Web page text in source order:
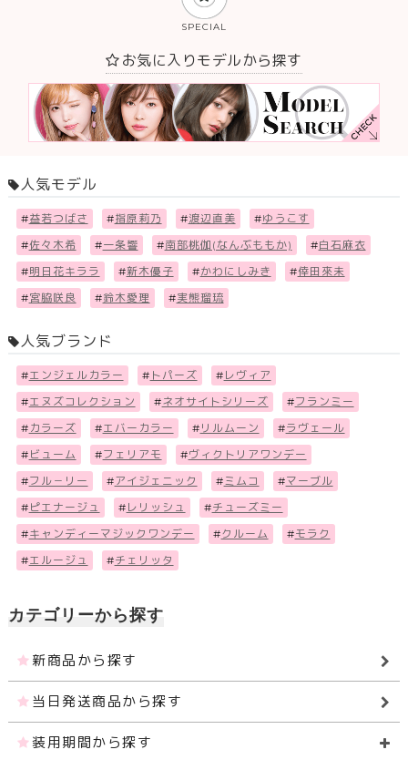
SPECIAL
お気に入りモデルから探す
人気モデル
#益若つばさ #指原莉乃 #渡辺直美 #ゆうこす
#佐々木希 #一条響 #南部桃伽(なんぶももか) #白石麻衣
#明日花キララ #新木優子 #かわにしみき #倖田來未
#宮脇咲良 #鈴木愛理 #実熊瑠琉
人気ブランド
#エンジェルカラー # トパーズ # レヴィア
#エヌズコレクション #ネオサイトシリーズ #フランミー
# カラーズ #エバーカラー # リルムーン #ラヴェール
# ビューム #フェリアモ #ヴィクトリアワンデー
#フル－リー #アイジェニック # ミムコ #マーブル
# ピエナージュ # レリッシュ #チューズミー
#キャンディーマジックワンデー #クルーム #モラク
#エルージュ #チェリッタ
カテゴリーから探す
新商品から探す
当日発送商品から探す
装用期間から探す